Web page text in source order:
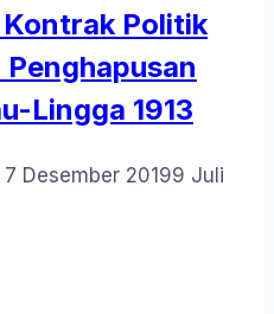
Politik
Lingga 1913
7 Desember 20199 Juli